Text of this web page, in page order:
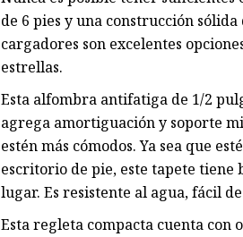
de 6 pies y una construcción
cargadores son excelentes
estrellas.
Esta alfombra antifatiga de 1/2
agrega amortiguación y soporte
estén más cómodos. Ya sea que
escritorio de pie, este tapete
lugar. Es resistente al agua, fácil
Esta regleta compacta cuenta con